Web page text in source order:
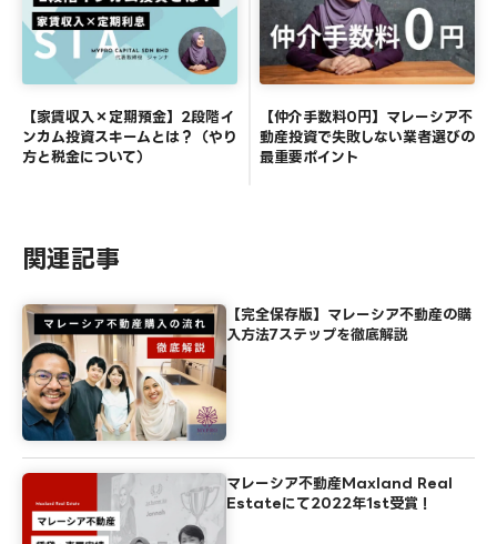
【家賃収入×定期預金】2段階イ
ンカム投資スキームとは？（やり
方と税金について）
【仲介手数料0円】マレーシア不
動産投資で失敗しない業者選びの
最重要ポイント
関連記事
【完全保存版】マレーシア不動産の購
入方法7ステップを徹底解説
マレーシア不動産Maxland Real
Estateにて2022年1st受賞！